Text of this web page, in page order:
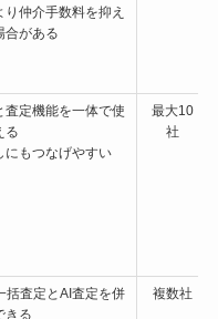
り仲介手数料を抑え
合がある
査定機能を一体で使
る
にもつなげやすい
最大10
社
括査定とAI査定を併
きる
複数社